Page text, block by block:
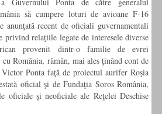
să cumpere loturi de avioane F-16
anunţată recent de oficiali guvernamentali
privind relaţiile legate de interesele diverse
provenit dintr-o familie de evrei
România, rămân, mai ales ţinând cont de
Ponta faţă de proiectul aurifer Roşia
oficial şi de Fundaţia Soros România,
oficiale şi neoficiale ale Reţelei Deschise